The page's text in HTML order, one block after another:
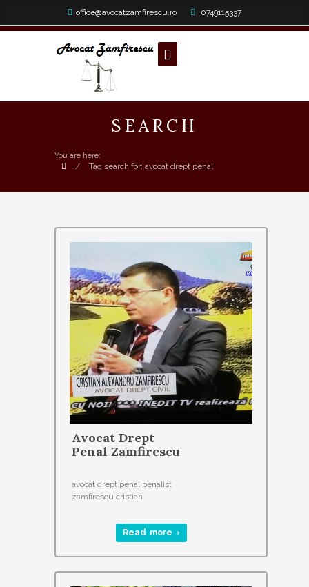
office@avocatzamfirescu.ro 0749115337
SEARCH
You are here:
/ Tag search for: avocat drept penal
Avocat Drept
Penal Zamfirescu
avocat drept penal penalist
zamfirescu cristian
Read more ›